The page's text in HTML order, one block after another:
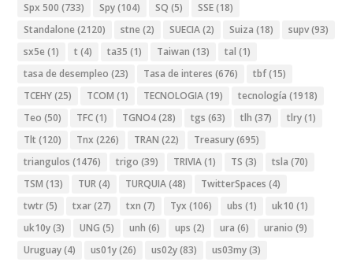
Spx 500 (733) Spy(104) SQ (5) SSE(18)
Standalone (2120) stne (2) SUECIA(2) Suiza (18) supv(93)
sx5e (1) t (4) ta35 (1) Taiwan (13) tal (1)
tasa de desempleo (23) Tasa de interes (676) tbf(15)
TCEHY(25) TCOM (1) TECNOLOGIA(19) tecnología (1918)
Teo (50) TFC(1) TGNO4(28) tgs (63) tlh (37) tlry(1)
Tlt (120) Tnx (226) TRAN (22) Treasury(695)
triangulos (1476) trigo (39) TRIVIA(1) TS (3) tsla (70)
TSM (13) TUR(4) TURQUIA(48) TwitterSpaces (4)
twtr(5) txar(27) txn (7) Tyx (106) ubs (1) uk10 (1)
uk10y(3) UNG (5) unh (6) ups (2) ura (6) uranio (9)
Uruguay(4) us01y(26) us02y(83) us03my(3)